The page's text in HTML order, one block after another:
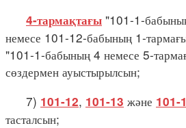
4-тармақтағы "101-1-
немесе 101-12-бабының 1-
"101-1-бабының 4 немесе 5-
сөздермен ауыстырылсын;
7) 101-12, 101-13 және 101-
тасталсын;